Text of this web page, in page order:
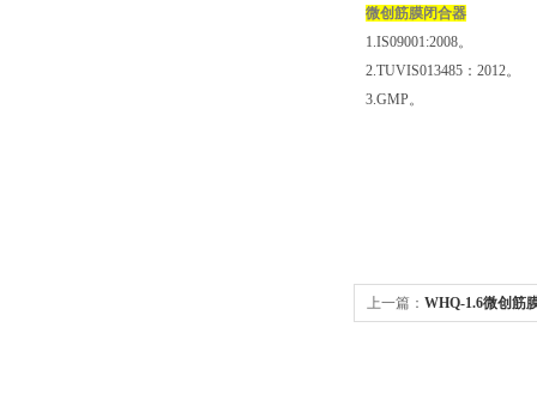
微创筋膜闭合器
1.IS09001:2008。
2.TUVIS013485：2012。
3.GMP。
上一篇： WHQ-1.6微创筋